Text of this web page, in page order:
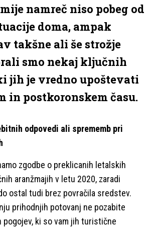
namreč niso pobeg od
doma, ampak
takšne ali še strožje
smo nekaj ključnih
jih je vredno upoštevati
in postkoronskem času.
odpovedi ali sprememb pri
zgodbe o preklicanih letalskih
aranžmajih v letu 2020, zaradi
ostal tudi brez povračila sredstev.
prihodnjih potovanj ne pozabite
ki so vam jih turistične